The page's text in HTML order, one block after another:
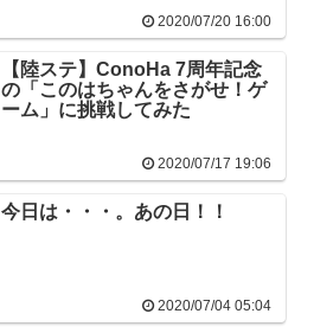
2020/07/20 16:00
【陸ステ】ConoHa 7周年記念
の「このはちゃんをさがせ！ゲ
ーム」に挑戦してみた
2020/07/17 19:06
今日は・・・。あの日！！
2020/07/04 05:04